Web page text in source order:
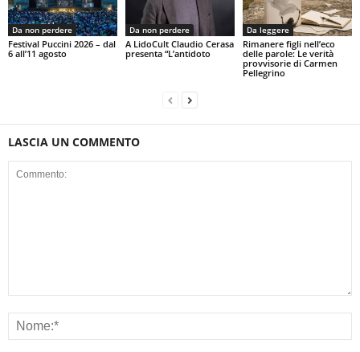
Da non perdere
Festival Puccini 2026 – dal
6 all’11 agosto
Da non perdere
A LidoCult Claudio Cerasa
presenta “L’antidoto
Da leggere
Rimanere figli nell’eco
delle parole: Le verità
provvisorie di Carmen
Pellegrino
LASCIA UN COMMENTO